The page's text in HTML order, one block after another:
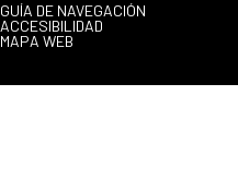
GUÍA DE NAVEGACIÓN
ACCESIBILIDAD
MAPA WEB